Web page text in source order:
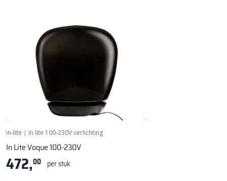
in-lite | In lite 100-230V verlichting
In Lite Voque 100-230V
472,00 per stuk